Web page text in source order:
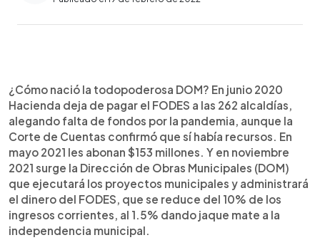
Escuchar artículo
¿Cómo nació la todopoderosa DOM? En junio 2020
Hacienda deja de pagar el FODES a las 262 alcaldías,
alegando falta de fondos por la pandemia, aunque la
Corte de Cuentas confirmó que sí había recursos. En
mayo 2021 les abonan $153 millones. Y en noviembre
2021 surge la Dirección de Obras Municipales (DOM)
que ejecutará los proyectos municipales y administrará
el dinero del FODES, que se reduce del 10% de los
ingresos corrientes, al 1.5% dando jaque mate a la
independencia municipal.